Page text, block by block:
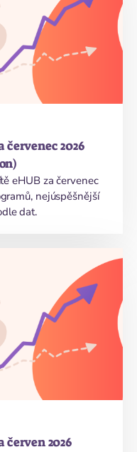
2026
eHUB za červenec
nejúspěšnější
dat.
2026